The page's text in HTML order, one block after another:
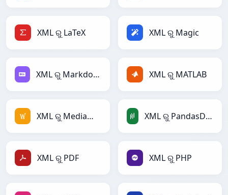
XML ରୁ LaTeX XML ରୁ Magic
XML ରୁ Markdown XML ରୁ MATLAB
XML ରୁ MediaWiki XML ରୁ PandasDataFrame
XML ରୁ PDF XML ରୁ PHP